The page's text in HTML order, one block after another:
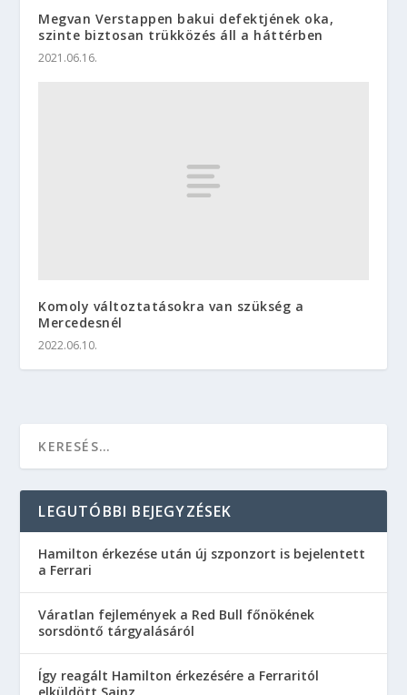
Megvan Verstappen bakui defektjének oka,
szinte biztosan trükközés áll a háttérben
2021.06.16.
Komoly változtatásokra van szükség a
Mercedesnél
2022.06.10.
LEGUTÓBBI BEJEGYZÉSEK
Hamilton érkezése után új szponzort is bejelentett
a Ferrari
Váratlan fejlemények a Red Bull főnökének
sorsdöntő tárgyalásáról
Így reagált Hamilton érkezésére a Ferraritól